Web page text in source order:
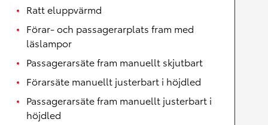
Ratt eluppvärmd
Förar- och passagerarplats fram med
läslampor
Passagerarsäte fram manuellt skjutbart
Förarsäte manuellt justerbart i höjdled
Passagerarsäte fram manuellt justerbart i
höjdled